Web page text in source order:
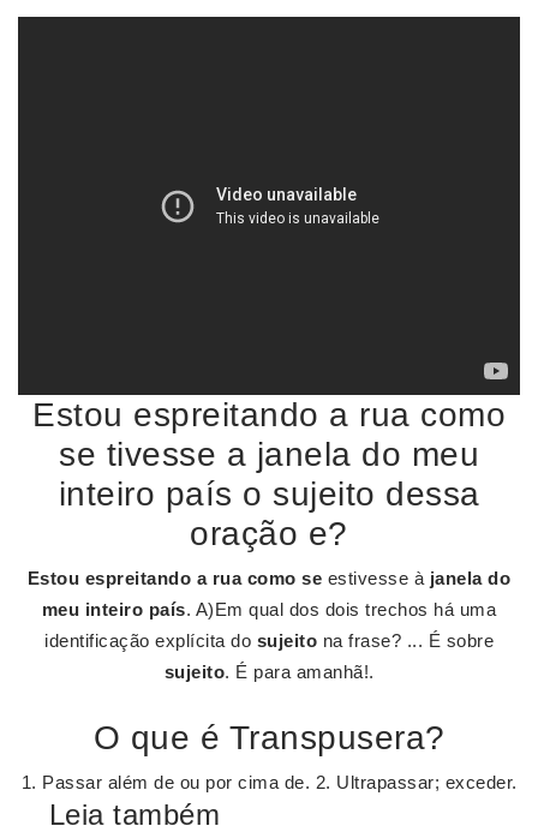
Estou espreitando a rua como
se tivesse a janela do meu
inteiro país o sujeito dessa
oração e?
Estou espreitando a rua como se estivesse à janela do
meu inteiro país. A)Em qual dos dois trechos há uma
identificação explícita do sujeito na frase? ... É sobre
sujeito. É para amanhã!.
O que é Transpusera?
1. Passar além de ou por cima de. 2. Ultrapassar; exceder.
Leia também